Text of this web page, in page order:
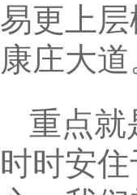
易更上
康庄大道
重点就
时时安